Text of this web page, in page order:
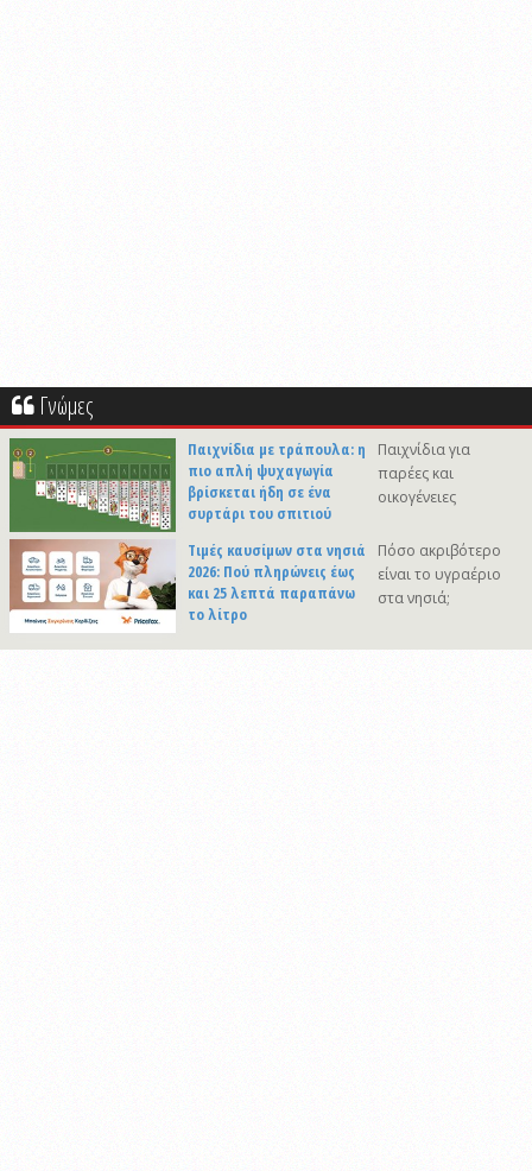
Γνώμες
Παιχνίδια με τράπουλα: η
πιο απλή ψυχαγωγία
βρίσκεται ήδη σε ένα
συρτάρι του σπιτιού
Παιχνίδια για
παρέες και
οικογένειες
Τιμές καυσίμων στα νησιά
2026: Πού πληρώνεις έως
και 25 λεπτά παραπάνω
το λίτρο
Πόσο ακριβότερο
είναι το υγραέριο
στα νησιά;